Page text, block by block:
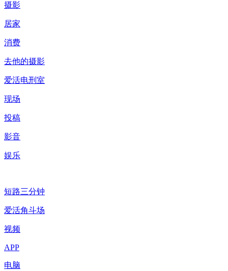
摄影
居家
消费
去他的摄影
爱活电刑室
现场
投稿
影音
娱乐
短路三分钟
爱活角斗场
视频
APP
电脑